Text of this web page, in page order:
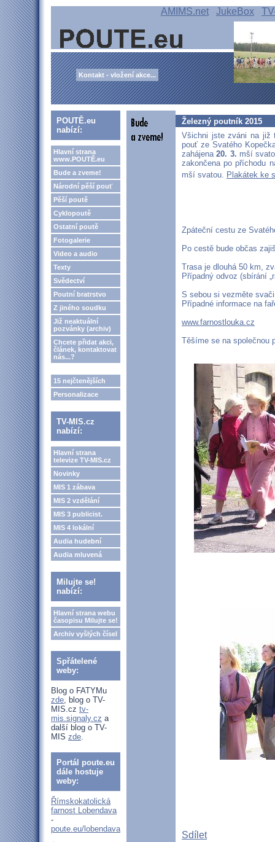
AMIMS.net JukeBox
Kontakt - vložení akce...
POUTĚ.eu
nabízí:
Hlavní strana
www.POUTĚ.eu
Bude a zveme!
Národní pěší pouť
Pěší poutě
Cyklopoutě
Ostatní poutě
Fotogalerie
Video a audio
Texty
Svědectví
Poutní bratrstvo
Z jiného soudku
Již neaktuální
pozvánky (archiv)
Chcete přidat akci,
článek, kontaktovat
nás...?
15 nejčtenějších
Personalizace
TV-MIS.cz
nabízí:
Hlavní strana
televize TV-MIS.cz
Novinky
MIS 1 zábava
MIS 2 vzdělání
MIS 3 publicist.
MIS 4 lokální
Audia hudební
Audia mluvená
Milujte se!
nabízí:
Hlavní strana webu
časopisu Milujte se!
Archiv vyšlých čísel
Spřátelené
weby:
Blog o FATYMu
zde, blog o TV-
MIS.cz tv-
mis.signaly.cz a
další blog o TV-
MIS zde.
Portál poute.eu
dále hostuje
weby:
Římskokatolická
farnost Lobendava
-
poute.eu/lobendava
Železný poutník 2015
Všichni jste zváni na již
pouť ze Svatého
zahájena20. 3. mší
zakončena po příchodu
mší svatou. Plakátek ke
Zpáteční cestu ze
Po cestě bude občas
Trasa je dlouhá 50 km,
Případný odvoz (sbírání
S sebou si vezměte
Případné informace na
www.farnostlouka.cz
Těšíme se na společnou
Sdílet